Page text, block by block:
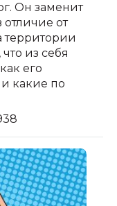
Он заменит
от
территории
из себя
его
и какие по